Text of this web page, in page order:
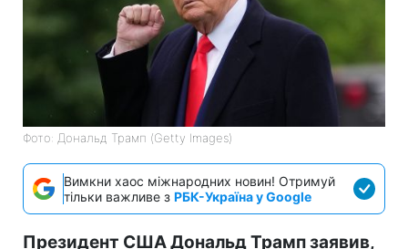
Фото: Дональд Трамп (Getty Images)
Вимкни хаос міжнародних новин! Отримуй
тільки важливе з РБК-Україна у Google
Президент США Дональд Трамп заявив,